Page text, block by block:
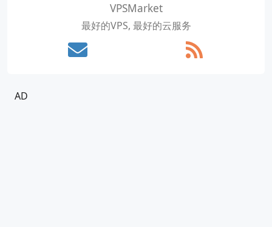
VPSMarket
最好的VPS, 最好的云服务
AD